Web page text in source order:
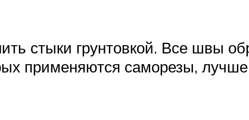
стыки грунтовкой. Все швы
применяются саморезы,